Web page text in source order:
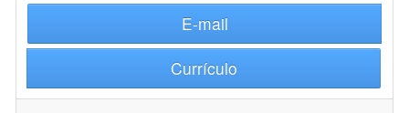
E-mail
Currículo